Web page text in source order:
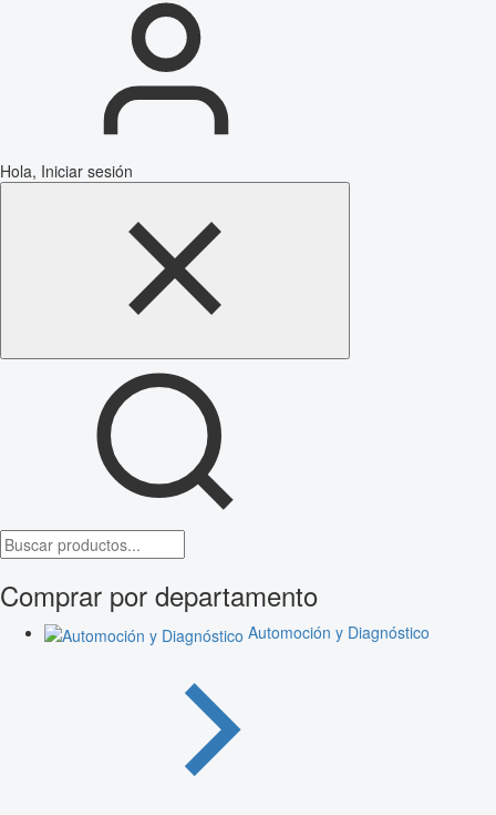
Hola, Iniciar sesión
Comprar por departamento
Automoción y Diagnóstico